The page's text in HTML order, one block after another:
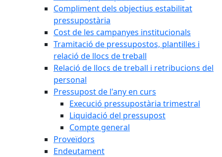
Compliment dels objectius estabilitat
pressupostària
Cost de les campanyes institucionals
Tramitació de pressupostos, plantilles i
relació de llocs de treball
Relació de llocs de treball i retribucions del
personal
Pressupost de l'any en curs
Execució pressupostària trimestral
Liquidació del pressupost
Compte general
Proveïdors
Endeutament